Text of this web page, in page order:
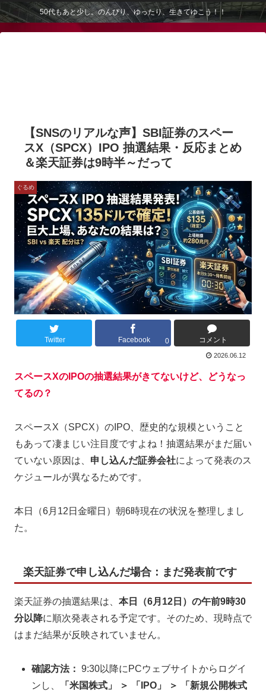
50代もあと少し。のんびり、ゆったり、生きてゆこう！！
【SNSのリアルな声】SBI証券のスペー
スX（SPCX）IPO 抽選結果・反応まとめ
＆楽天証券は9時半～だって
ぐるめ
Twitter Facebook 0 コメント
2026.06.12
スペースXのIPOの抽選結果がきてないけど、どうなっ
てるの？
スペースX（SPCX）のIPO、歴史的な規模ということ
もあって凄まじい注目度ですよね！抽選結果がまだ届い
ていない原因は、 申し込んだ証券会社によって発表のス
ケジュールが異なるためです。
本日（6月12日金曜日）朝6時現在の状況を整理しまし
た。
楽天証券で申し込んだ場合：まだ発表前です
楽天証券の抽選結果は、 本日（6月12日）の午前9時30
分以降に順次発表される予定です。そのため、現時点で
はまだ結果が反映されていません。
確認方法： 9:30以降にPCウェブサイトからログイ
ンし、
「米国株式」 ＞ 「IPO」 ＞ 「新規公開株式